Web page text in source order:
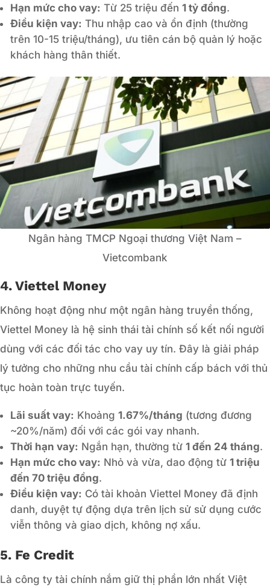
Hạn mức cho vay: Từ 25 triệu đến 1 tỷ đồng.
Điều kiện vay: Thu nhập cao và ổn định (thường
trên 10-15 triệu/tháng), ưu tiên cán bộ quản lý hoặc
khách hàng thân thiết.
Ngân hàng TMCP Ngoại thương Việt Nam –
Vietcombank
4. Viettel Money
Không hoạt động như một ngân hàng truyền thống,
Viettel Money là hệ sinh thái tài chính số kết nối người
dùng với các đối tác cho vay uy tín. Đây là giải pháp
lý tưởng cho những nhu cầu tài chính cấp bách với thủ
tục hoàn toàn trực tuyến.
Lãi suất vay: Khoảng 1.67%/tháng (tương đương
~20%/năm) đối với các gói vay nhanh.
Thời hạn vay: Ngắn hạn, thường từ 1 đến 24 tháng.
Hạn mức cho vay: Nhỏ và vừa, dao động từ 1 triệu
đến 70 triệu đồng.
Điều kiện vay: Có tài khoản Viettel Money đã định
danh, duyệt tự động dựa trên lịch sử sử dụng cước
viễn thông và giao dịch, không nợ xấu.
5. Fe Credit
Là công ty tài chính nắm giữ thị phần lớn nhất Việt